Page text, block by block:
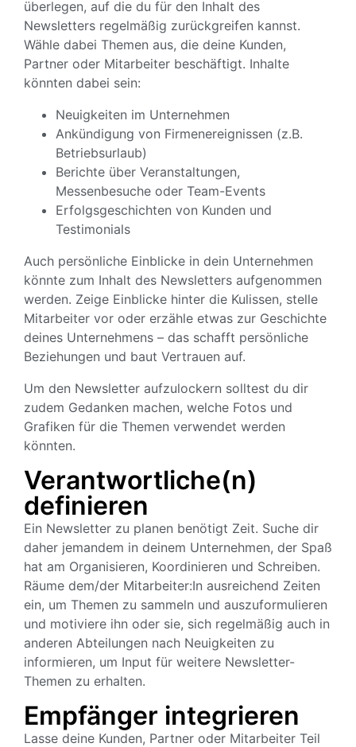
überlegen, auf die du für den Inhalt des
Newsletters regelmäßig zurückgreifen kannst.
Wähle dabei Themen aus, die deine Kunden,
Partner oder Mitarbeiter beschäftigt. Inhalte
könnten dabei sein:
Neuigkeiten im Unternehmen
Ankündigung von Firmenereignissen (z.B.
Betriebsurlaub)
Berichte über Veranstaltungen,
Messenbesuche oder Team-Events
Erfolgsgeschichten von Kunden und
Testimonials
Auch persönliche Einblicke in dein Unternehmen
könnte zum Inhalt des Newsletters aufgenommen
werden. Zeige Einblicke hinter die Kulissen, stelle
Mitarbeiter vor oder erzähle etwas zur Geschichte
deines Unternehmens – das schafft persönliche
Beziehungen und baut Vertrauen auf.
Um den Newsletter aufzulockern solltest du dir
zudem Gedanken machen, welche Fotos und
Grafiken für die Themen verwendet werden
könnten.
Verantwortliche(n)
definieren
Ein Newsletter zu planen benötigt Zeit. Suche dir
daher jemandem in deinem Unternehmen, der Spaß
hat am Organisieren, Koordinieren und Schreiben.
Räume dem/der Mitarbeiter:In ausreichend Zeiten
ein, um Themen zu sammeln und auszuformulieren
und motiviere ihn oder sie, sich regelmäßig auch in
anderen Abteilungen nach Neuigkeiten zu
informieren, um Input für weitere Newsletter-
Themen zu erhalten.
Empfänger integrieren
Lasse deine Kunden, Partner oder Mitarbeiter Teil